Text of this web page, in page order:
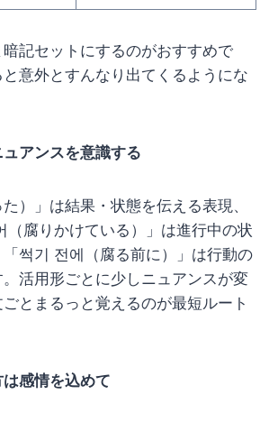
記セットにするのがおすすめで
意外とすんなり出てくるようにな
アンスを意識する
た）」は結果・状態を伝える表現、
（腐りかけている）」は進行中の状
썩기 전에（腐る前に）」は行動の
活用形ごとに少しニュアンスが変
とまるっと覚えるのが最短ルート
感情を込めて